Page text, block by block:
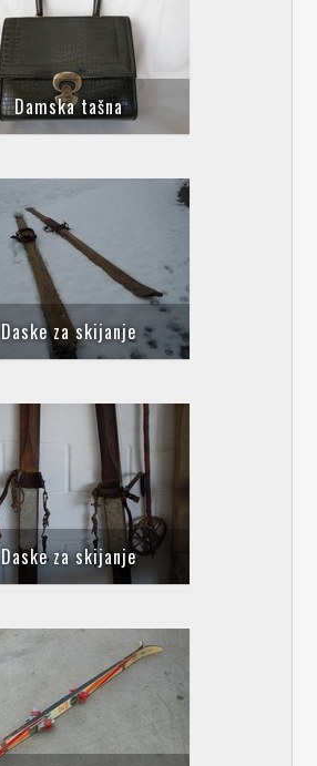
Damska tašna
Daske za skijanje
Daske za skijanje